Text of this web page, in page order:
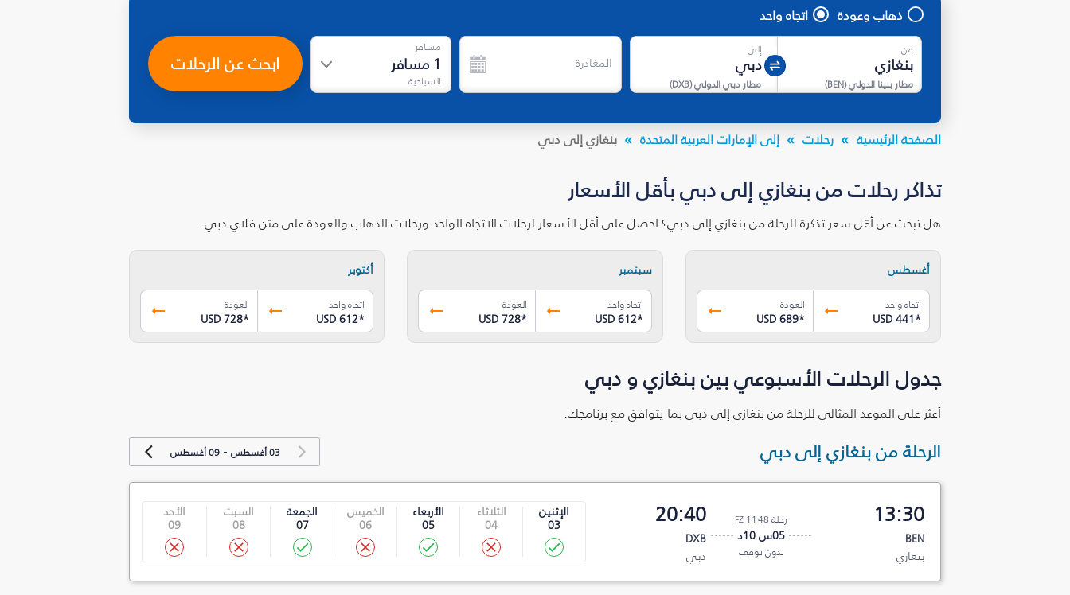
ذهاب وعودة اتجاه واحد
من
مطار بنينا الدولي(
BEN
)
إلى
مطار دبي الدولي(
DXB
)
المغادرة
مسافر
1 مسافر
السياحية
ابحث عن الرحلات
الصفحة الرئيسية رحلات إلى الإمارات العربية المتحدة بنغازي إلى دبي
تذاكر رحلات من بنغازي إلى دبي بأقل الأسعار
هل تبحث عن أقل سعر تذكرة للرحلة من بنغازي إلى دبي؟ احصل على أقل الأسعار لرحلات الاتجاه الواحد ورحلات الذهاب والعودة على متن فلاي دبي.
أغسطس
اتجاه واحد
USD 441*
العودة
USD 689*
سبتمبر
اتجاه واحد
USD 612*
العودة
USD 728*
أكتوبر
اتجاه واحد
USD 612*
العودة
USD 728*
جدول الرحلات الأسبوعي بين بنغازي و دبي
أعثر على الموعد المثالي للرحلة من بنغازي إلى دبي بما يتوافق مع برنامجك.
الرحلة من بنغازي إلى دبي 03 أغسطس -09 أغسطس
13:30
BEN
بنغازي
رحلة FZ 1148
05س 10د
بدون توقف
20:40
DXB
دبي
الإثنين
03
الثلاثاء
04
الأربعاء
05
الخميس
06
الجمعة
07
السبت
08
الأحد
09